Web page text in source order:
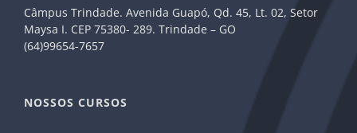
Câmpus Trindade. Avenida Guapó, Qd. 45, Lt. 02, Setor
Maysa I. CEP 75380- 289. Trindade – GO
(64)99654-7657
NOSSOS CURSOS